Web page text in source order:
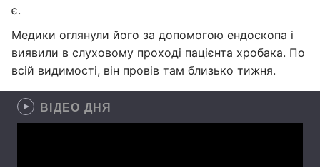
є.
Медики оглянули його за допомогою ендоскопа і
виявили в слуховому проході пацієнта хробака. По
всій видимості, він провів там близько тижня.
ВІДЕО ДНЯ